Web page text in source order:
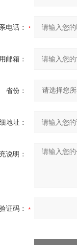
电话：
邮箱：
省份：
地址：
说明：
证码：